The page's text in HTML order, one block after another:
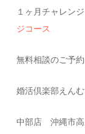
１ヶ月チャレ
ジコース
無料相談のご
婚活倶楽部えん
中部店 沖縄市